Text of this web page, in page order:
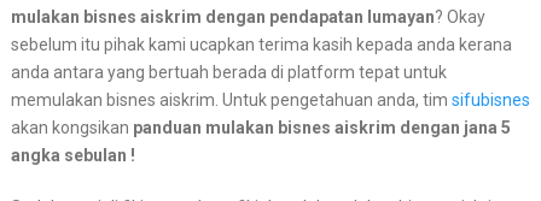
mulakan bisnes aiskrim dengan pendapatan lumayan? Okay
sebelum itu pihak kami ucapkan terima kasih kepada anda kerana
anda antara yang bertuah berada di platform tepat untuk
memulakan bisnes aiskrim. Untuk pengetahuan anda, tim sifubisnes
akan kongsikan panduan mulakan bisnes aiskrim dengan jana 5
angka sebulan !